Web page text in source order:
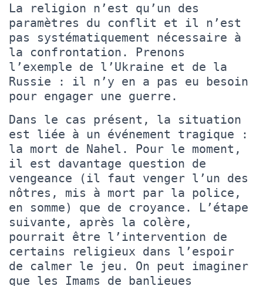
La religion n’est qu’un des
paramètres du conflit et il n’est
pas systématiquement nécessaire à
la confrontation. Prenons
l’exemple de l’Ukraine et de la
Russie : il n’y en a pas eu besoin
pour engager une guerre.
Dans le cas présent, la situation
est liée à un événement tragique :
la mort de Nahel. Pour le moment,
il est davantage question de
vengeance (il faut venger l’un des
nôtres, mis à mort par la police,
en somme) que de croyance. L’étape
suivante, après la colère,
pourrait être l’intervention de
certains religieux dans l’espoir
de calmer le jeu. On peut imaginer
que les Imams de banlieues